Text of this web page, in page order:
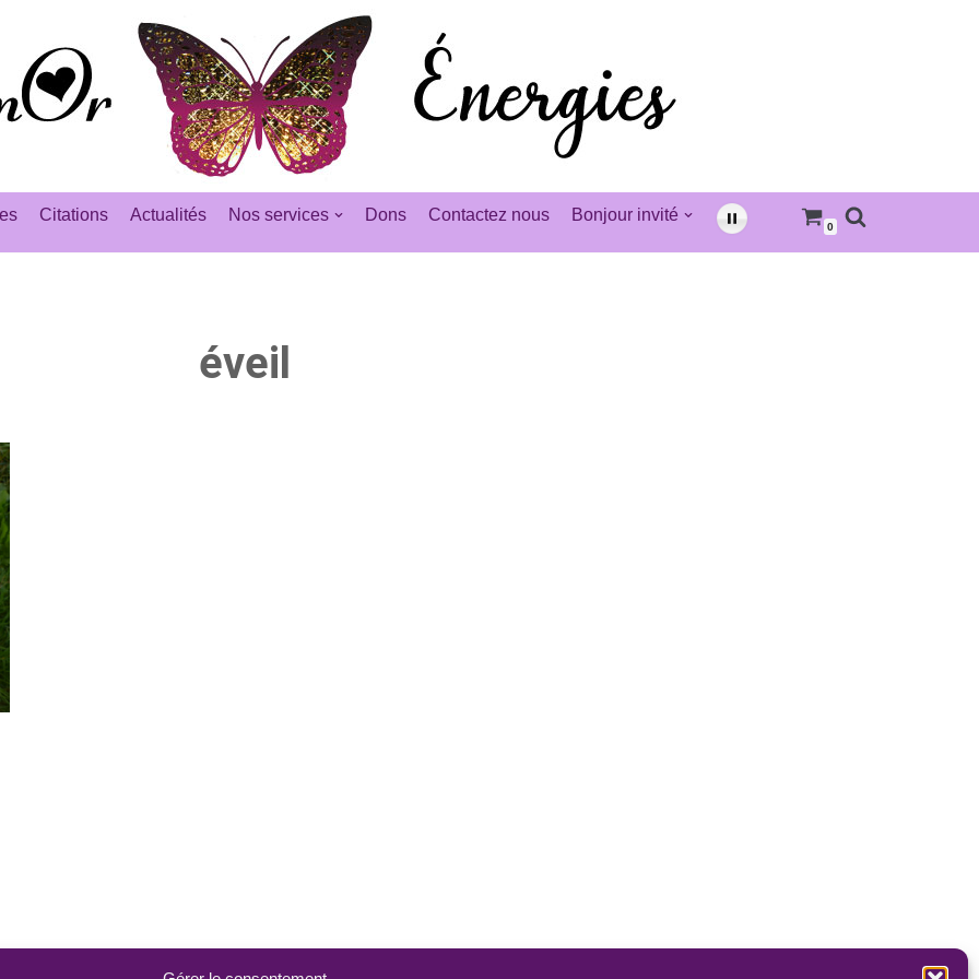
Citations Actualités Nos services Dons Contactez nous Bonjour invité
0
éveil